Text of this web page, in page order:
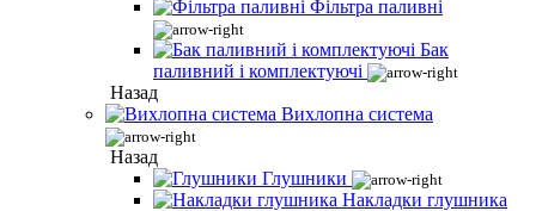
Фільтра паливні
Бак
паливний і комплектуючі
Назад
Вихлопна система
Назад
Глушники
Накладки глушника